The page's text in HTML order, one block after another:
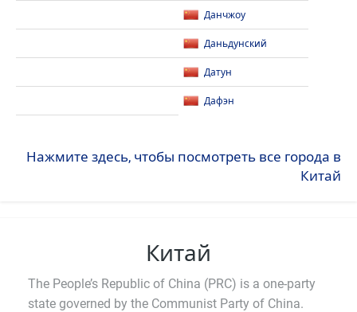
Данчжоу
Даньдунский
Датун
Дафэн
Нажмите здесь, чтобы посмотреть все города в
Китай
Китай
The People’s Republic of China (PRC) is a one-party
state governed by the Communist Party of China.